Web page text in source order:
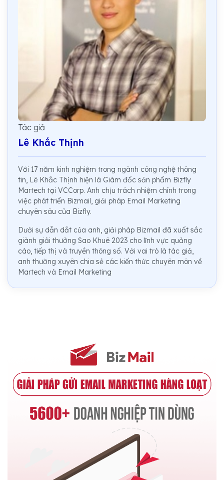
Tác giả
Lê Khắc Thịnh
Với 17 năm kinh nghiệm trong ngành công nghệ thông
tin, Lê Khắc Thịnh hiện là Giám đốc sản phẩm Bizfly
Martech tại VCCorp. Anh chịu trách nhiệm chính trong
việc phát triển Bizmail, giải pháp Email Marketing
chuyên sâu của Bizfly.
Dưới sự dẫn dắt của anh, giải pháp Bizmail đã xuất sắc
giành giải thưởng Sao Khuê 2023 cho lĩnh vực quảng
cáo, tiếp thị và truyền thông số. Với vai trò là tác giả,
anh thường xuyên chia sẻ các kiến thức chuyên môn về
Martech và Email Marketing